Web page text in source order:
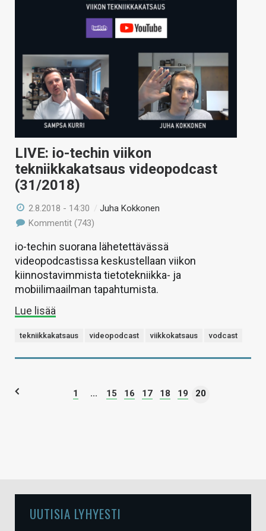
LIVE: io-techin viikon
tekniikkakatsaus videopodcast
(31/2018)
2.8.2018 - 14:30 /Juha Kokkonen
Kommentit (743)
io-techin suorana lähetettävässä
videopodcastissa keskustellaan viikon
kiinnostavimmista tietotekniikka- ja
mobiilimaailman tapahtumista.
Lue lisää
tekniikkakatsaus videopodcast viikkokatsaus vodcast
1 ... 15 16 17 18 19 20
UUTISIA LYHYESTI